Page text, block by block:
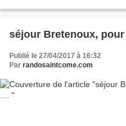
séjour Bretenoux,
Publié le 27/04/2017 à 16:32
Par randosaintcome.com